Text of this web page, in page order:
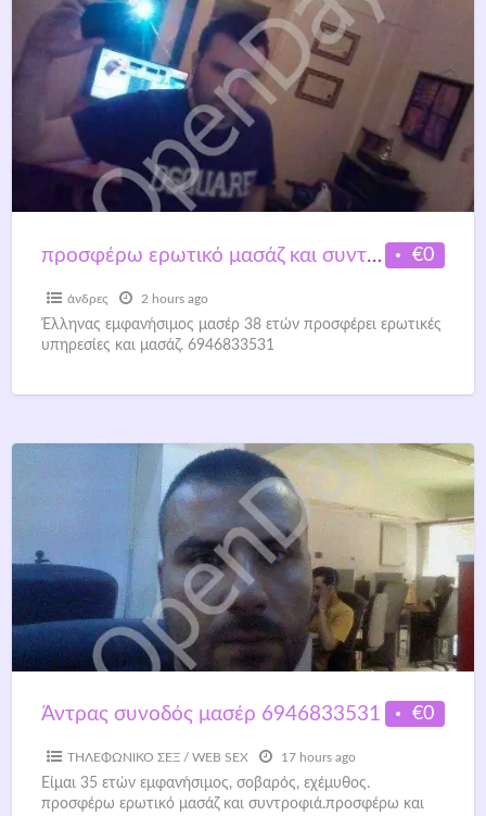
€0
προσφέρω ερωτικό μασάζ και συντροφιά 6946833531
άνδρες 2 hours ago
Έλληνας εμφανήσιμος μασέρ 38 ετών προσφέρει ερωτικές
υπηρεσίες και μασάζ. 6946833531
€0
Άντρας συνοδός μασέρ 6946833531
ΤΗΛΕΦΩΝΙΚΟ ΣΕΞ / WEB SEX 17 hours ago
Είμαι 35 ετών εμφανήσιμος, σοβαρός, εχέμυθος.
προσφέρω ερωτικό μασάζ και συντροφιά.προσφέρω και